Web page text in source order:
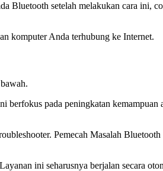
Bluetooth setelah melakukan cara ini,
komputer Anda terhubung ke Internet.
pada peningkatan kemampuan
Pemecah Masalah Bluetooth
ini seharusnya berjalan secara